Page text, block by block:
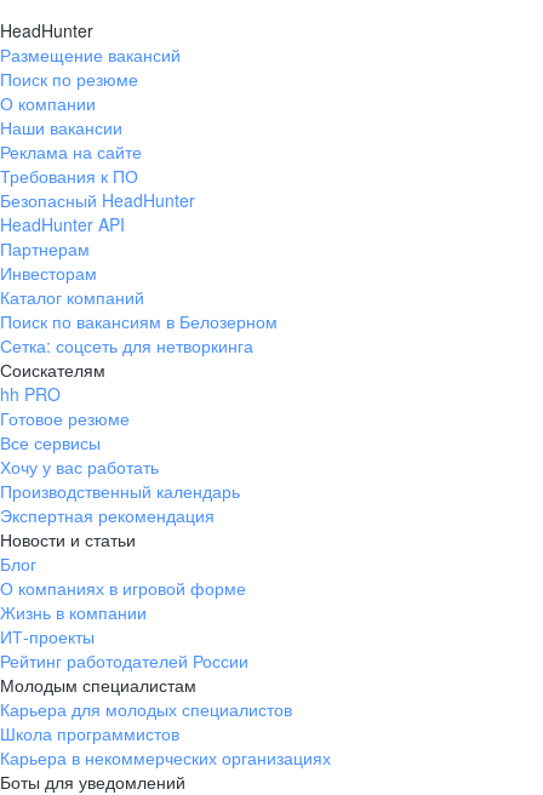
HeadHunter
Размещение вакансий
Поиск по резюме
О компании
Наши вакансии
Реклама на сайте
Требования к ПО
Безопасный HeadHunter
HeadHunter API
Партнерам
Инвесторам
Каталог компаний
Поиск по вакансиям в Белозерном
Сетка: соцсеть для нетворкинга
Соискателям
hh PRO
Готовое резюме
Все сервисы
Хочу у вас работать
Производственный календарь
Экспертная рекомендация
Новости и статьи
Блог
О компаниях в игровой форме
Жизнь в компании
ИТ-проекты
Рейтинг работодателей России
Молодым специалистам
Карьера для молодых специалистов
Школа программистов
Карьера в некоммерческих организациях
Боты для уведомлений